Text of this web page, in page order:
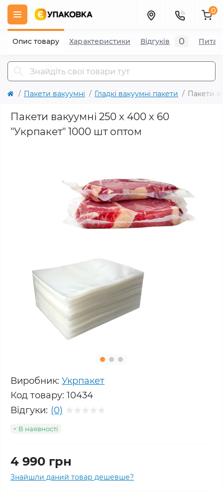
0
Пакети вакуумні Гладкі вакуумні пакети Пакети
Пакети вакуумні 250 х 400 х 60
"Укрпакет" 1000 шт оптом
Виробник: Укрпакет
Код товару: 10434
Відгуки: (0)
В наявності
4 990 грн
Знайшли даний товар дешевше?
Опис товару Характеристики Відгуків 0